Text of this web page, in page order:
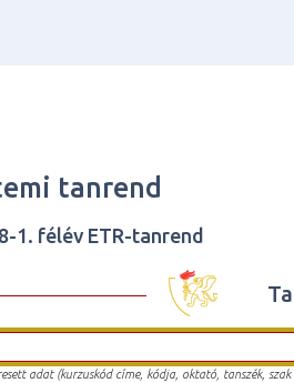
tanrend
1. félév ETR-tanrend
adat (kurzuskód címe, kódja, oktató, tanszék,